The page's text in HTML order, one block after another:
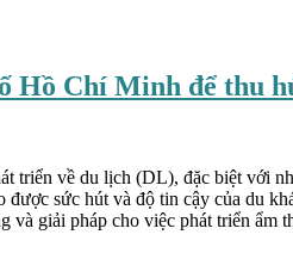
Hồ Chí Minh để thu
triển về du lịch (DL), đặc biệt
sức hút và độ tin cậy của du
giải pháp cho việc phát triển